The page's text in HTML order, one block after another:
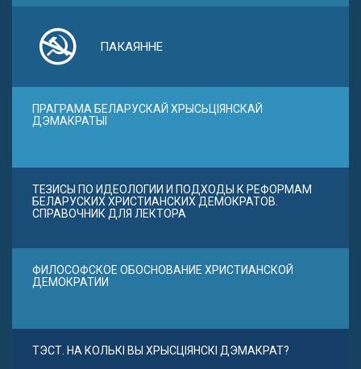
ПАКАЯННЕ
ПРАГРАМА БЕЛАРУСКАЙ ХРЫСЬЦІЯНСКАЙ
ДЭМАКРАТЫІ
ТЕЗИСЫ ПО ИДЕОЛОГИИ И ПОДХОДЫ К РЕФОРМАМ
БЕЛАРУСКИХ ХРИСТИАНСКИХ ДЕМОКРАТОВ.
СПРАВОЧНИК ДЛЯ ЛЕКТОРА
ФИЛОСОФСКОЕ ОБОСНОВАНИЕ ХРИСТИАНСКОЙ
ДЕМОКРАТИИ
ТЭСТ. НА КОЛЬКІ ВЫ ХРЫСЦІЯНСКІ ДЭМАКРАТ?